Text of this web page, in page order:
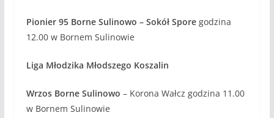
Pionier 95 Borne Sulinowo – Sokół Sporegodzina
12.00 w Bornem Sulinowie
Liga Młodzika Młodszego Koszalin
Wrzos Borne Sulinowo – Korona Wałcz godzina 11.00
w Bornem Sulinowie